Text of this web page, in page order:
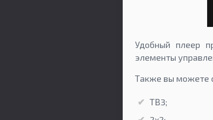
Удобный плеер
элементы
Также вы можете
ТВ3;